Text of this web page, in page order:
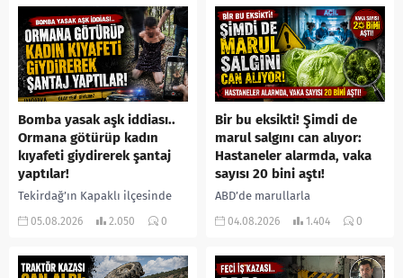
yerine sevk edilen...
Bomba yasak aşk iddiası..
Ormana götürüp kadın
kıyafeti giydirerek şantaj
yaptılar!
Tekirdağ’ın Kapaklı ilçesinde
bir kişiyi, arkadaşının eşiyle
kadın kıyafetleri giydirdiği,
05.08.2026 2.050 0
Bir bu eksikti! Şimdi de
marul salgını can alıyor:
Hastaneler alarmda, vaka
sayısı 20 bini aştı!
ABD’de marullarla
ilişkilendirilen siklospora
salgında vaka sayısının 20 bini
04.08.2026 1.404 0